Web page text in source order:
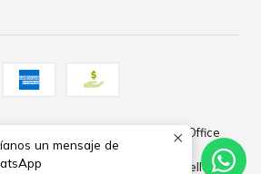
y Papelería en Panamá | Rover Office
Desarrollado por Jumpseller.
un mensaje de